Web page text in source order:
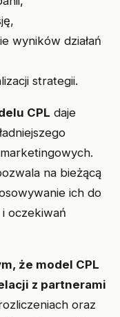
wyników działań
strategii.
CPL daje
na bieżącą
ich do
oczekiwań
że model CPL
z partnerami
oraz